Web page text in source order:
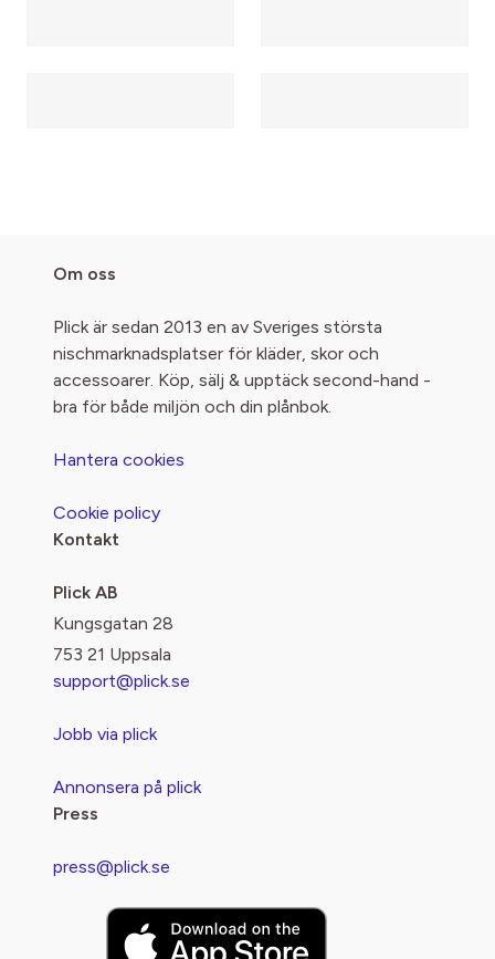
Om oss
Plick är sedan 2013 en av Sveriges största
nischmarknadsplatser för kläder, skor och
accessoarer. Köp, sälj & upptäck second-hand -
bra för både miljön och din plånbok.
Hantera cookies
Cookie policy
Kontakt
Plick AB
Kungsgatan 28
753 21 Uppsala
support@plick.se
Jobb via plick
Annonsera på plick
Press
press@plick.se